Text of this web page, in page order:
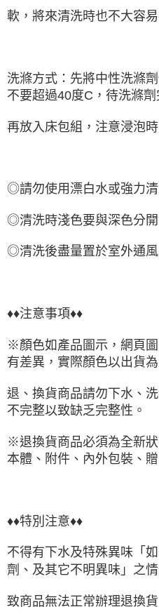
軟，將來清洗時也不大容易
洗滌方式：先將中性洗滌
不要超過40度C，待洗滌
再放入床包組，注意浸泡
◎請勿使用漂白水或強力清
◎清洗時淺色要與深色分
◎清洗後盡量置於室外通
♦♦注意事項♦♦
※顏色如產品圖示，網頁
有差異，實際顏色以出貨
退、換貨商品請勿下水、
不完整以致缺乏完整性。
※退換貨商品必須為全新
本體、附件、內外包裝、贈
♦♦特別注意♦♦
不得有下水及特殊異味「
劑、及其它不明異味」之
致商品無法正常辦理退換貨